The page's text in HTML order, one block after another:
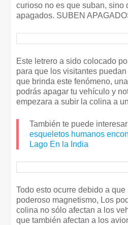
curioso no es que suban, sino
apagados. SUBEN
Este letrero a sido colocado
para que los visitantes
que brinda este fenómeno,
podrás apagar tu vehículo y
empezara a subir la colina a
También te puede
esqueletos humanos
Lago En la India
Todo esto ocurre debido a
poderoso magnetismo, Los
colina no sólo afectan a los
que también afectan a los